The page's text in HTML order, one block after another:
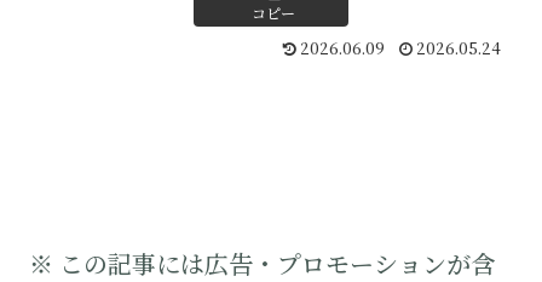
コピー
2026.06.09 2026.05.24
※ この記事には広告・プロモーションが含